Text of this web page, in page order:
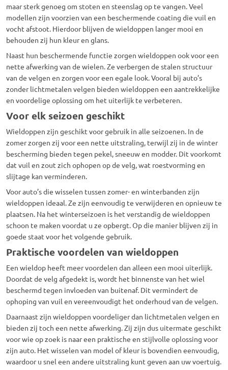
maar sterk genoeg om stoten en steenslag op te vangen. Veel
modellen zijn voorzien van een beschermende coating die vuil en
vocht afstoot. Hierdoor blijven de wieldoppen langer mooi en
behouden zij hun kleur en glans.
Naast hun beschermende functie zorgen wieldoppen ook voor een
nette afwerking van de wielen. Ze verbergen de stalen structuur
van de velgen en zorgen voor een egale look. Vooral bij auto’s
zonder lichtmetalen velgen bieden wieldoppen een aantrekkelijke
en voordelige oplossing om het uiterlijk te verbeteren.
Voor elk seizoen geschikt
Wieldoppen zijn geschikt voor gebruik in alle seizoenen. In de
zomer zorgen zij voor een nette uitstraling, terwijl zij in de winter
bescherming bieden tegen pekel, sneeuw en modder. Dit voorkomt
dat vuil en zout zich ophopen op de velg, wat roestvorming en
slijtage kan verminderen.
Voor auto’s die wisselen tussen zomer- en winterbanden zijn
wieldoppen ideaal. Ze zijn eenvoudig te verwijderen en opnieuw te
plaatsen. Na het winterseizoen is het verstandig de wieldoppen
schoon te maken voordat u ze opbergt. Op die manier blijven zij in
goede staat voor het volgende gebruik.
Praktische voordelen van wieldoppen
Een wieldop heeft meer voordelen dan alleen een mooi uiterlijk.
Doordat de velg afgedekt is, wordt het binnenste van het wiel
beschermd tegen invloeden van buitenaf. Dit vermindert de
ophoping van vuil en vereenvoudigt het onderhoud van de velgen.
Daarnaast zijn wieldoppen voordeliger dan lichtmetalen velgen en
bieden zij toch een nette afwerking. Zij zijn dus uitermate geschikt
voor wie op zoek is naar een praktische en stijlvolle oplossing voor
zijn auto. Het wisselen van model of kleur is bovendien eenvoudig,
waardoor u snel een andere uitstraling kunt geven aan uw voertuig.